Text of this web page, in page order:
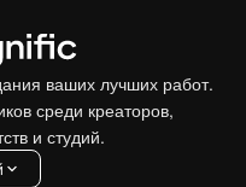
ваших лучших работ.
среди креаторов,
и студий.